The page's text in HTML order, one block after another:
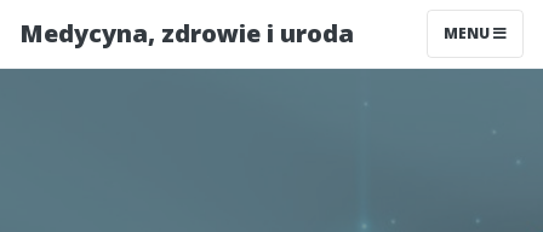
Medycyna, zdrowie i uroda MENU